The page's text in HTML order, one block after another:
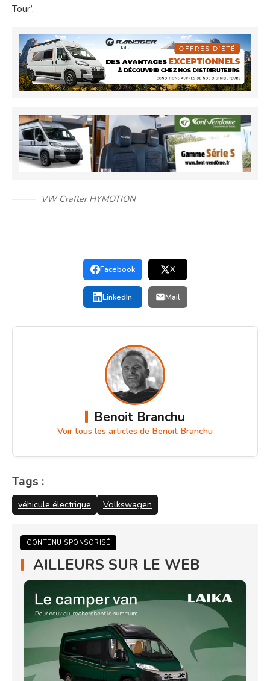
Tour’.
VW Crafter HYMOTION
Facebook X
LinkedIn Mail
Benoit Branchu
Voir tous les articles de Benoit Branchu
Tags :
véhicule électrique Volkswagen
CONTENU SPONSORISÉ
AILLEURS SUR LE WEB